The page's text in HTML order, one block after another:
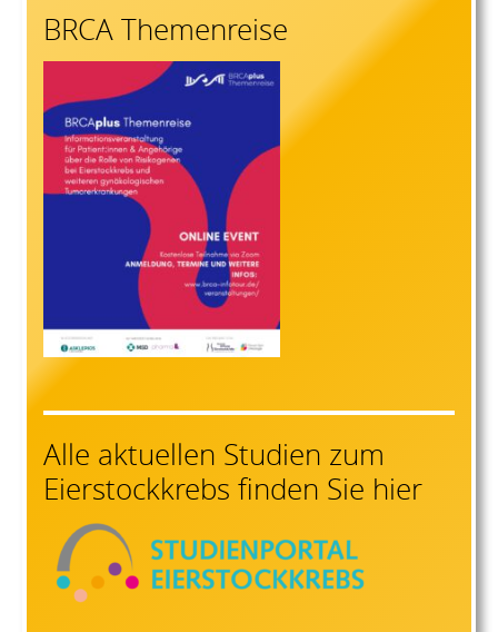
BRCA Themenreise
Alle aktuellen Studien zum
Eierstockkrebs finden Sie hier